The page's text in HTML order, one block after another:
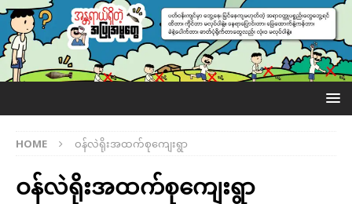
HOME ဝန်လဲရိုးအထက်စုကျေးရွာ
ဝန်လဲရိုးအထက်စုကျေးရွာ